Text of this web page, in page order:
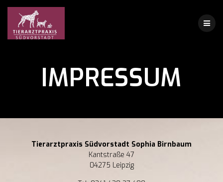
IMPRESSUM
Tierarztpraxis Südvorstadt Sophia Birnbaum
Kantstraße 47
04275 Leipzig